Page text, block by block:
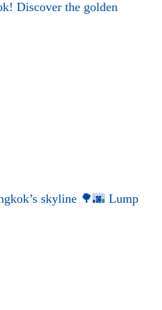
Discover the golden
skyline 🌳🌆 Lump